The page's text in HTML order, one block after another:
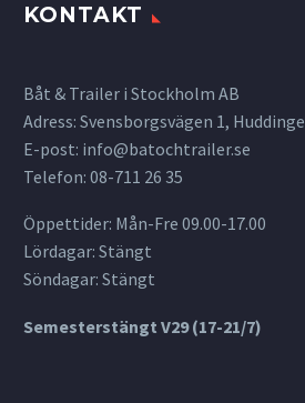
KONTAKT
Båt & Trailer i Stockholm AB
Adress: Svensborgsvägen 1, Huddinge
E-post: info@batochtrailer.se
Telefon: 08-711 26 35
Öppettider: Mån-Fre 09.00-17.00
Lördagar: Stängt
Söndagar: Stängt
Semesterstängt V29 (17-21/7)